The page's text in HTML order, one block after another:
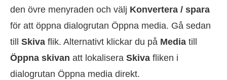
den övre menyraden och välj Konvertera / spara
för att öppna dialogrutan Öppna media. Gå sedan
till Skiva flik. Alternativt klickar du på Media till
Öppna skivan att lokalisera Skiva fliken i
dialogrutan Öppna media direkt.